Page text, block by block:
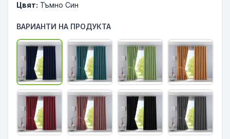
Цвят: Тъмно Син
ВАРИАНТИ НА ПРОДУКТА